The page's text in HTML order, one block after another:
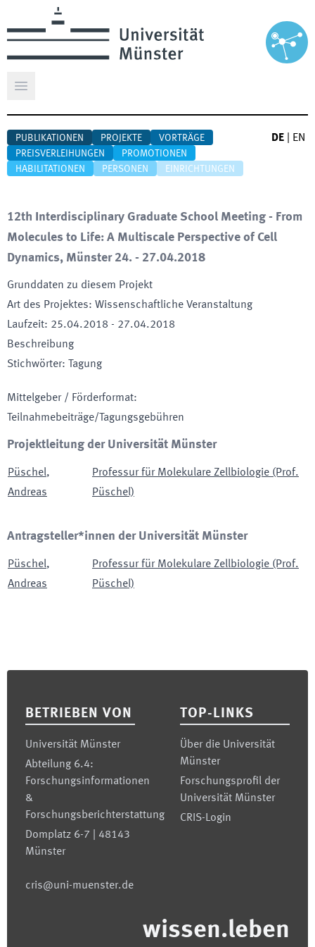
Hauptmenü öffnen
PUBLIKATIONEN PROJEKTE
VORTRÄGE
PREISVERLEIHUNGEN
PROMOTIONEN
HABILITATIONEN
PERSONEN EINRICHTUNGEN
DE EN
12th Interdisciplinary Graduate School Meeting - From
Molecules to Life: A Multiscale Perspective of Cell
Dynamics, Münster 24. - 27.04.2018
Grunddaten zu diesem Projekt
Art des Projektes: Wissenschaftliche Veranstaltung
Laufzeit: 25.04.2018 - 27.04.2018
Beschreibung
Stichwörter: Tagung
Mittelgeber / Förderformat:
Teilnahmebeiträge/Tagungsgebühren
Projektleitung der Universität Münster
Püschel,
Andreas
Professur für Molekulare Zellbiologie (Prof.
Püschel)
Antragsteller*innen der Universität Münster
Püschel,
Andreas
Professur für Molekulare Zellbiologie (Prof.
Püschel)
BETRIEBEN VON
Universität Münster
Abteilung 6.4:
Forschungsinformationen
&
Forschungsberichterstattung
Domplatz 6-7 | 48143
Münster
cris@uni-muenster.de
TOP-LINKS
Über die Universität
Münster
Forschungsprofil der
Universität Münster
CRIS-Login
wissen.leben